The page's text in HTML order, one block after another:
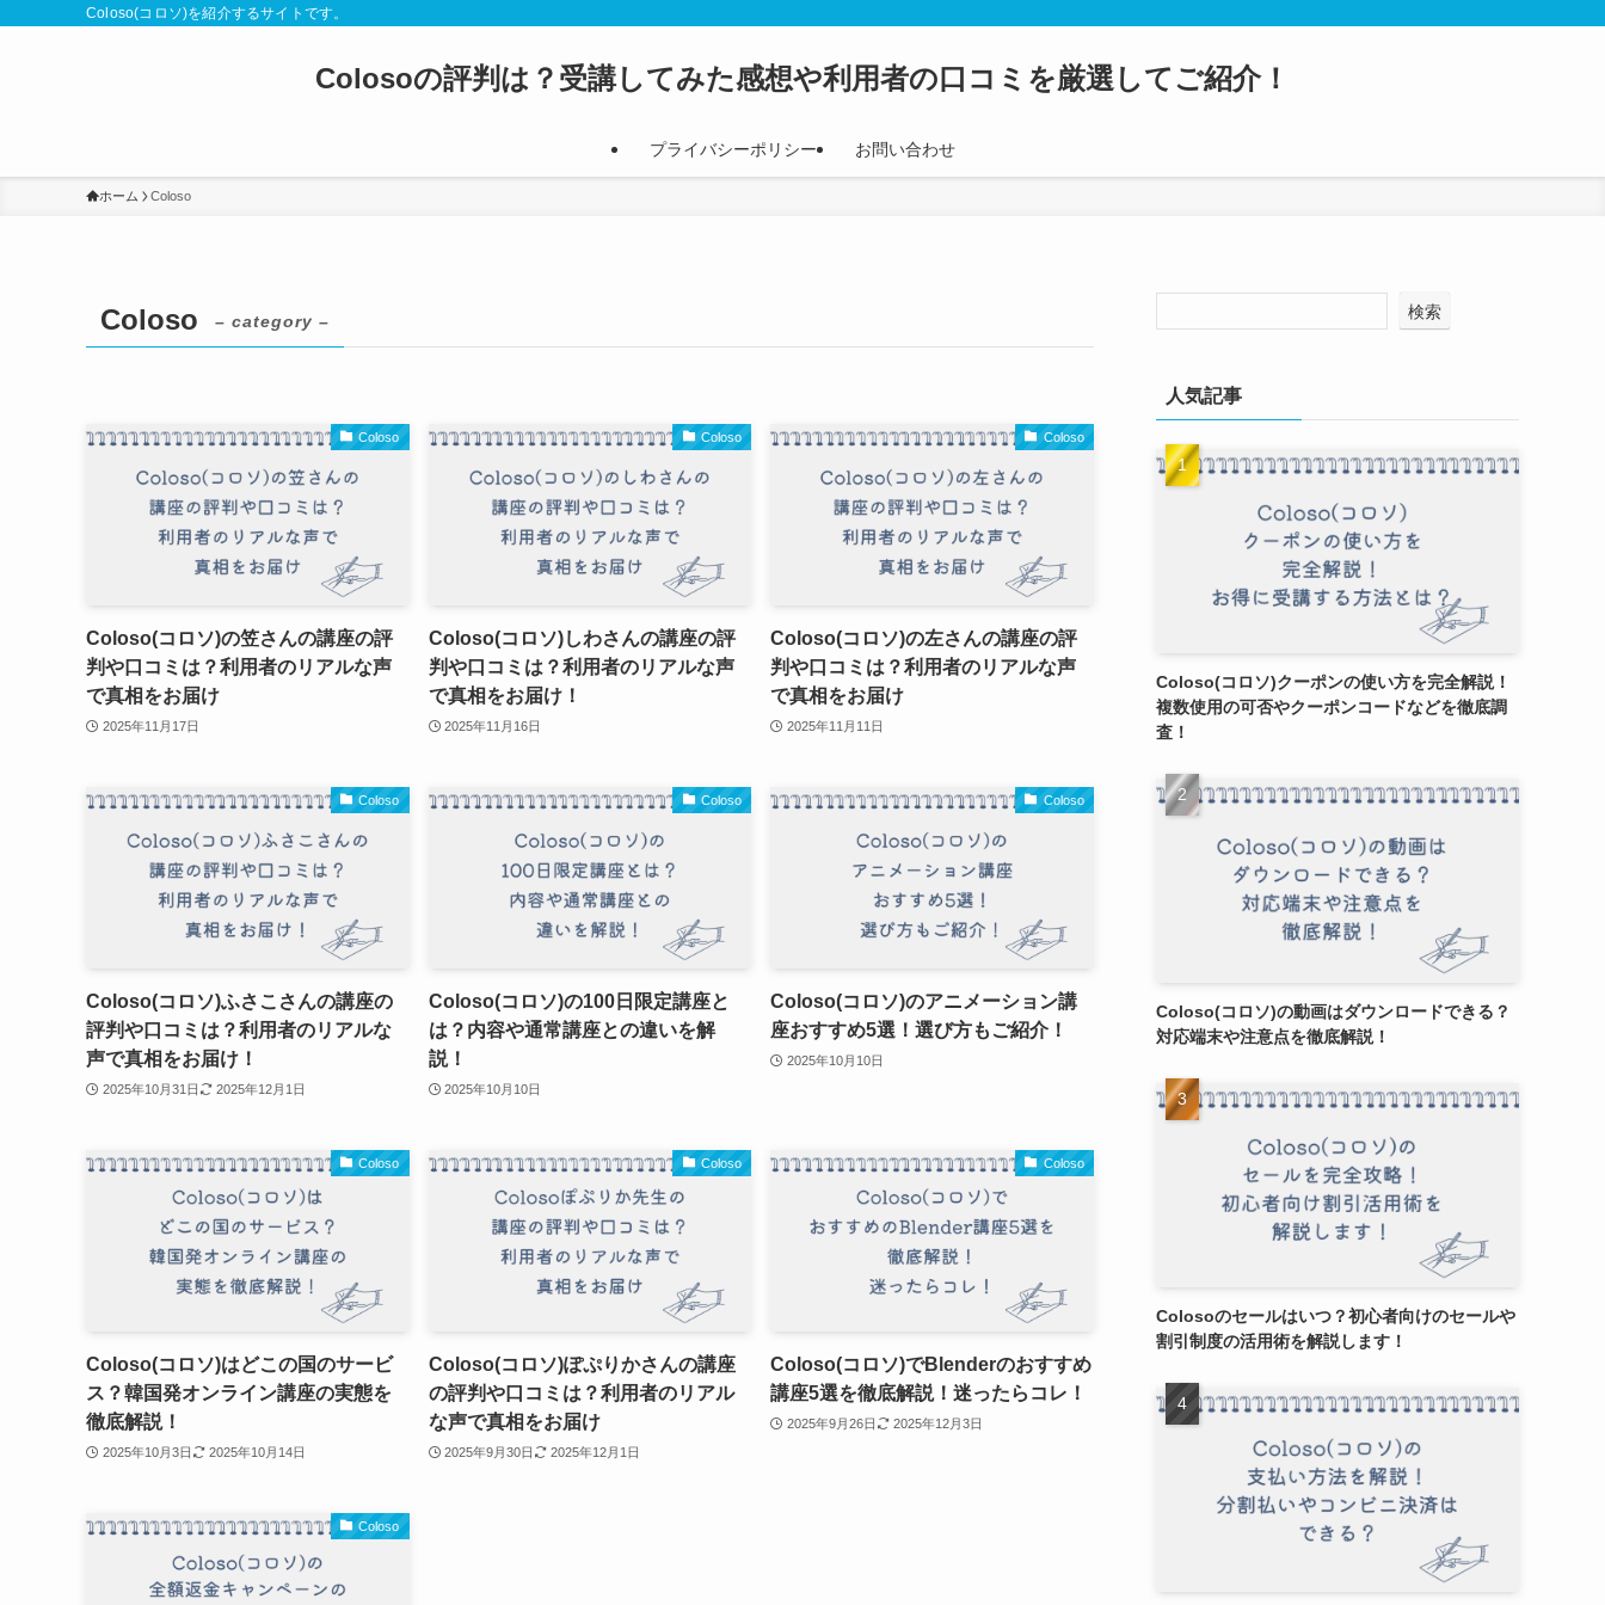
Coloso(コロソ)を紹介するサイトです。
Colosoの評判は？受講してみた感想や利用者の口コミを厳選してご紹介！
プライバシーポリシー お問い合わせ
ホーム Coloso
Coloso – category –
Coloso
Coloso(コロソ)の笠さんの講座の評
判や口コミは？利用者のリアルな声
で真相をお届け
2025年11月17日
Coloso
Coloso(コロソ)しわさんの講座の評
判や口コミは？利用者のリアルな声
で真相をお届け！
2025年11月16日
Coloso
Coloso(コロソ)の左さんの講座の評
判や口コミは？利用者のリアルな声
で真相をお届け
2025年11月11日
Coloso
Coloso(コロソ)ふさこさんの講座の
評判や口コミは？利用者のリアルな
声で真相をお届け！
2025年10月31日 2025年12月1日
Coloso
Coloso(コロソ)の100日限定講座と
は？内容や通常講座との違いを解
説！
2025年10月10日
Coloso
Coloso(コロソ)のアニメーション講
座おすすめ5選！選び方もご紹介！
2025年10月10日
Coloso
Coloso(コロソ)はどこの国のサービ
ス？韓国発オンライン講座の実態を
徹底解説！
2025年10月3日 2025年10月14日
Coloso
Coloso(コロソ)ぽぷりかさんの講座
の評判や口コミは？利用者のリアル
な声で真相をお届け
2025年9月30日 2025年12月1日
Coloso
Coloso(コロソ)でBlenderのおすすめ
講座5選を徹底解説！迷ったらコレ！
2025年9月26日 2025年12月3日
Coloso
検索
人気記事
Coloso(コロソ)クーポンの使い方を完全解説！
複数使用の可否やクーポンコードなどを徹底調
査！
Coloso(コロソ)の動画はダウンロードできる？
対応端末や注意点を徹底解説！
Colosoのセールはいつ？初心者向けのセールや
割引制度の活用術を解説します！